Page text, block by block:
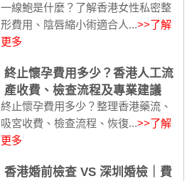
一線鮑是什麼？了解香港女性私密整
形費用、陰唇縮小術適合人...>>了解
更多
終止懷孕費用多少？香港人工流
產收費、檢查流程及專業建議
終止懷孕費用多少？整理香港藥流、
吸宮收費、檢查流程、恢復...>>了解
更多
香港婚前檢查 VS 深圳婚檢｜費